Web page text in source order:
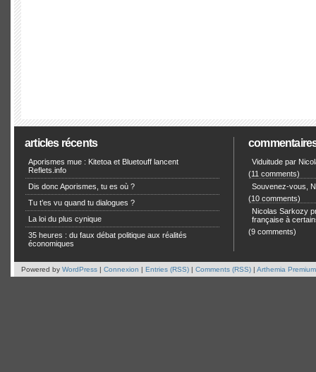
articles récents
Aporismes mue : Kitetoa et Bluetouff lancent
Reflets.info
Dis donc Aporismes, tu es où ?
Tu t’es vu quand tu dialogues ?
La loi du plus cynique
35 heures : du faux débat politique aux réalités
économiques
Viduitude par
(11 comments)
Souvenez-vous,
(10 comments)
Nicolas Sarkozy
française à
(9 comments)
Powered by WordPress | Connexion | Entries (RSS) | Comments (RSS) | Arthemia Premium